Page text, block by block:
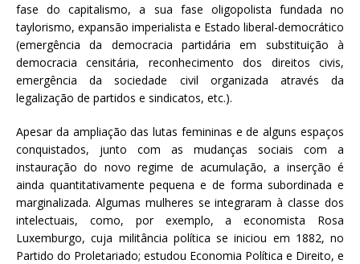
fase do capitalismo, a sua fase oligopolista fundada no
taylorismo, expansão imperialista e Estado liberal-democrático
(emergência da democracia partidária em substituição à
democracia censitária, reconhecimento dos direitos civis,
emergência da sociedade civil organizada através da
legalização de partidos e sindicatos, etc.).
Apesar da ampliação das lutas femininas e de alguns espaços
conquistados, junto com as mudanças sociais com a
instauração do novo regime de acumulação, a inserção é
ainda quantitativamente pequena e de forma subordinada e
marginalizada. Algumas mulheres se integraram à classe dos
intelectuais, como, por exemplo, a economista Rosa
Luxemburgo, cuja militância política se iniciou em 1882, no
Partido do Proletariado; estudou Economia Política e Direito, e